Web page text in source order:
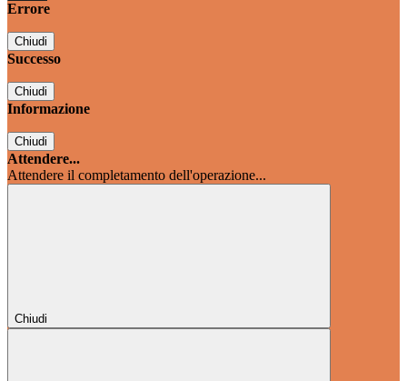
Errore
Chiudi
Successo
Chiudi
Informazione
Chiudi
Attendere...
Attendere il completamento dell'operazione...
Chiudi